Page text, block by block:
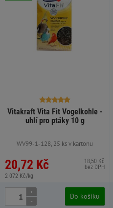
Vitakraft Vita Fit Vogelkohle -
uhlí pro ptáky 10 g
WV99-1-128, 25 ks v kartonu
20,72 Kč
2 072 Kč/kg
18,50 Kč
bez DPH
+
-
Do košíku